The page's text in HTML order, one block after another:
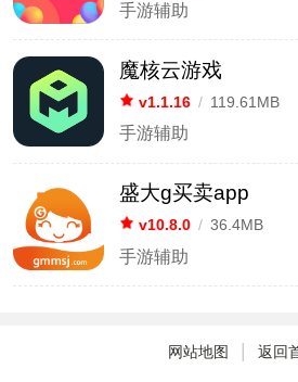
手游辅助
魔核云游戏
v1.1.16 / 119.61MB
手游辅助
盛大g买卖app
v10.8.0 / 36.4MB
手游辅助
网站地图 | 返回